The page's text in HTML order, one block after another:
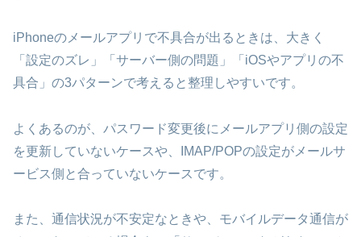
iPhoneのメールアプリで不具合が出るときは、大きく
「設定のズレ」「サーバー側の問題」「iOSやアプリの不
具合」の3パターンで考えると整理しやすいです。
よくあるのが、パスワード変更後にメールアプリ側の設定
を更新していないケースや、IMAP/POPの設定がメールサ
ービス側と合っていないケースです。
また、通信状況が不安定なときや、モバイルデータ通信が